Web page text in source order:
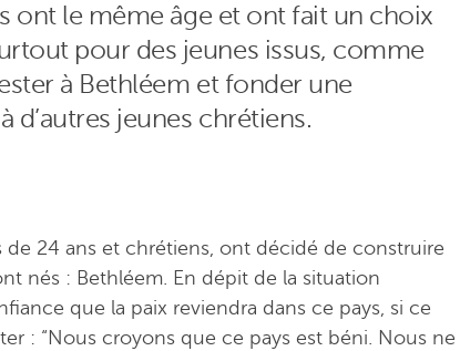
ont le même âge et ont fait un choix
pour des jeunes issus, comme
à Bethléem et fonder une
d’autres jeunes chrétiens.
de 24 ans et chrétiens, ont décidé de construire
nés : Bethléem. En dépit de la situation
que la paix reviendra dans ce pays, si ce
: “Nous croyons que ce pays est béni. Nous ne